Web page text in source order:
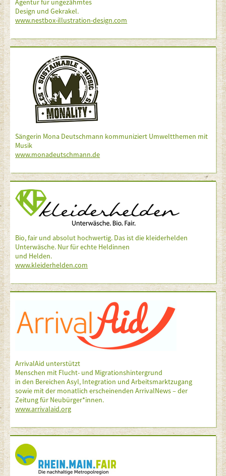
Agentur für ungezähmtes
Design und Gekrakel.
www.nestbox-illustration-design.com
Sängerin Mona Deutschmann kommuniziert Umweltthemen mit
Musik
www.monadeutschmann.de
Bio, fair und absolut hochwertig. Das ist die kleiderhelden
Unterwäsche. Nur für echte Heldinnen
und Helden.
www.kleiderhelden.com
ArrivalAid unterstützt
Menschen mit Flucht- und Migrationshintergrund
in den Bereichen Asyl, Integration und Arbeitsmarktzugang
sowie mit der monatlich erscheinenden ArrivalNews – der
Zeitung für Neubürger*innen.
www.arrivalaid.org